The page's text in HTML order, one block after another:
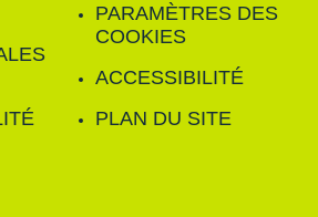
PARAMÈTRES DES
COOKIES
ACCESSIBILITÉ
PLAN DU SITE